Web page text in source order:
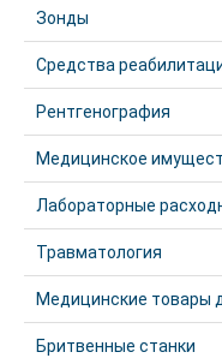
Зонды
Средства
Рентгенография
Медицинское
Лабораторные
Травматология
Медицинские товары
Бритвенные станки